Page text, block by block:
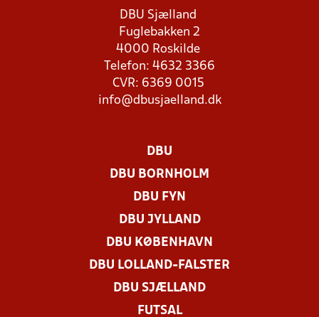
DBU Sjælland
Fuglebakken 2
4000 Roskilde
Telefon: 4632 3366
CVR: 6369 0015
info@dbusjaelland.dk
DBU
DBU BORNHOLM
DBU FYN
DBU JYLLAND
DBU KØBENHAVN
DBU LOLLAND-FALSTER
DBU SJÆLLAND
FUTSAL